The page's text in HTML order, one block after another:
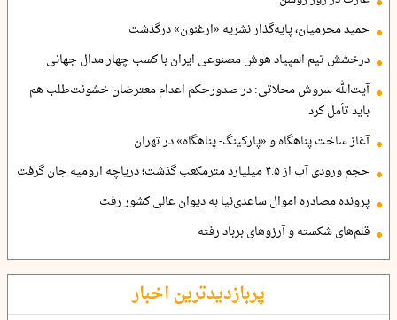
حمید محرمیان، پایه‌گذار نشریه «ارغنون» درگذشت
درخشش تیم المپیاد هوش مصنوعی ایران با کسب چهار مدال جهانی
آیت‌الله سروش محلاتی: در صدورحکم اعدام معترضان خشونت‌طلب هم
باید تأمل کرد
آغاز ساخت پناهگاه و «پارکینگ- پناهگاه» در تهران
حجم ورودی آب از ۴.۵ میلیارد مترمکعب گذشت؛ دریاچه ارومیه جان گرفت
پرونده مصادره اموال ساعدی‌نیا به دیوان عالی کشور رفت
قلم‌های شکسته و آرزوهای برباد رفته
پربازدیدترین اخبار